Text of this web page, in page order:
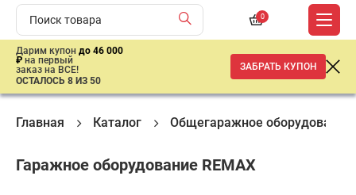
0
Дарим купон до 46 000
₽ на первый
заказ на ВСЕ!
ОСТАЛОСЬ 8 ИЗ 50
ЗАБРАТЬ КУПОН
Главная Каталог Общегаражное оборудование
Гаражное оборудование REMAX